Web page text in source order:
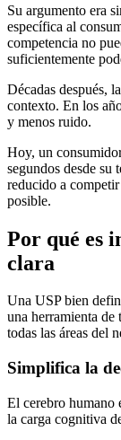
Su argumento era
específica al
competencia no
suficientemente
Décadas después,
contexto. En los
y menos ruido.
Hoy, un
segundos desde su
reducido a
posible.
Por qué es
clara
Una USP bien
una herramienta de
todas las áreas del
Simplifica la
El cerebro humano
la carga cognitiva